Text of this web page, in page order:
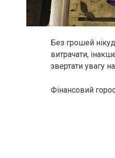
Без грошей
витрачати,
звертати увагу
Фінансовий